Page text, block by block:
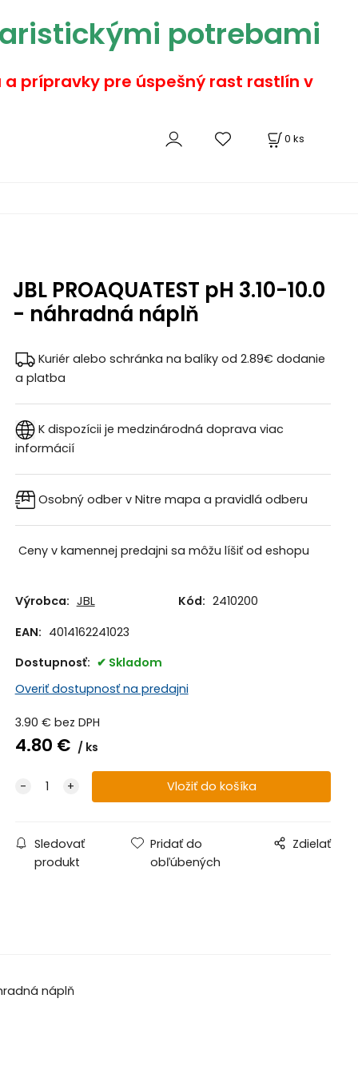
potrebami
prípravky pre úspešný rast rastlín v
0 ks
JBL PROAQUATEST pH 3.10-10.0
- náhradná náplň
Kuriér alebo schránka na balíky od 2.89€ dodanie
a platba
K dispozícii je medzinárodná doprava viac
informácií
Osobný odber v Nitre mapa a pravidlá odberu
Ceny v kamennej predajni sa môžu líšiť od eshopu
Výrobca: JBL Kód: 2410200
EAN: 4014162241023
Dostupnosť:
Skladom
Overiť dostupnosť na predajni
3.90 € bez DPH
4.80 € ks
Sledovať
produkt
Pridať do
obľúbených
Zdielať
náplň